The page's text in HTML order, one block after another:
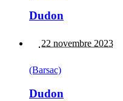
Dudon
22 novembre 2023
(Barsac)
Dudon